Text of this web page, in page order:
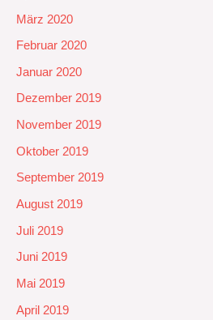
März 2020
Februar 2020
Januar 2020
Dezember 2019
November 2019
Oktober 2019
September 2019
August 2019
Juli 2019
Juni 2019
Mai 2019
April 2019